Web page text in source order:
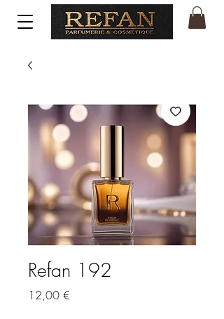
Refan 192
12,00 €